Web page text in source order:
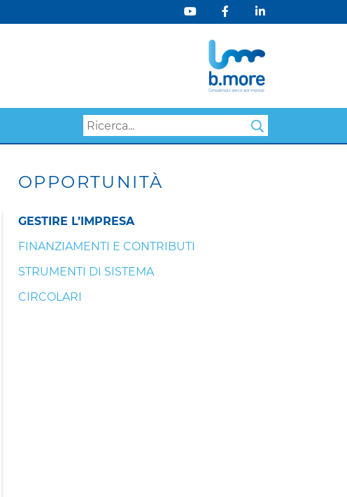
OPPORTUNITÀ
GESTIRE L’IMPRESA
FINANZIAMENTI E CONTRIBUTI
STRUMENTI DI SISTEMA
CIRCOLARI